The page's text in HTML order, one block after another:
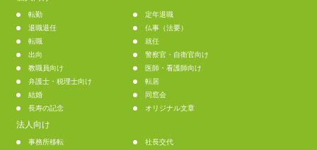
転勤
定年退職
退職退任
仏事（法要）
転職
就任
出向
警察官・自衛官向け
教職員向け
医師・看護師向け
弁護士・税理士向け
転居
結婚
同窓会
長寿の記念
オリジナル文章
法人向け
事務所移転
社長交代